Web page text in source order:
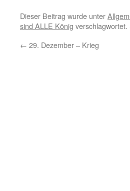
Dieser Beitrag wurde unter
sind ALLE König
← 29. Dezember – Krieg